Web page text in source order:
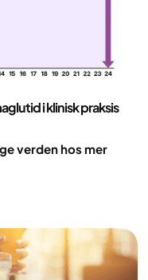
i klinisk praksis
verden hos mer
Resultatene
med 57 % av
noe som